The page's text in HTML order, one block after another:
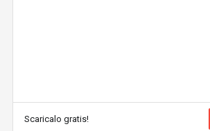
Scaricalo gratis!